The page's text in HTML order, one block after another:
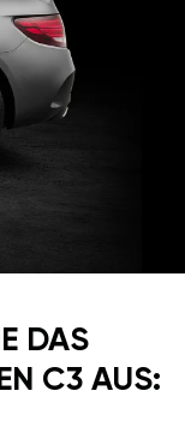
DAS
C3 AUS: